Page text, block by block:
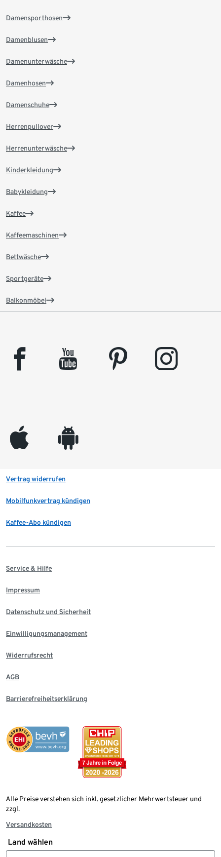
Damensporthosen
Damenblusen
Damenunterwäsche
Damenhosen
Damenschuhe
Herrenpullover
Herrenunterwäsche
Kinderkleidung
Babykleidung
Kaffee
Kaffeemaschinen
Bettwäsche
Sportgeräte
Balkonmöbel
facebook youtube pinterest instagram
appleinc android
Vertrag widerrufen
Mobilfunkvertrag kündigen
Kaffee-Abo kündigen
Service & Hilfe
Impressum
Datenschutz und Sicherheit
Einwilligungsmanagement
Widerrufsrecht
AGB
Barrierefreiheitserklärung
Alle Preise verstehen sich inkl. gesetzlicher Mehrwertsteuer und
zzgl.
Versandkosten
Land wählen